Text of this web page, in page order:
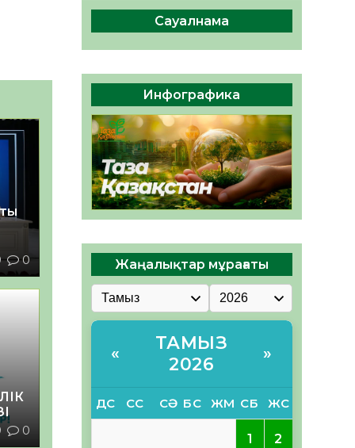
0
0
Руслан Рүстемұлы облыс
әкімінің кеңесшісі болып
тағайындалды
05.08.2026
50 0
Сауалнама
Инфографика
Жаңалықтар мұрағаты
«
ТАМЫЗ
2026
»
ДС СС СӘ БС ЖМ СБ ЖС
1 2